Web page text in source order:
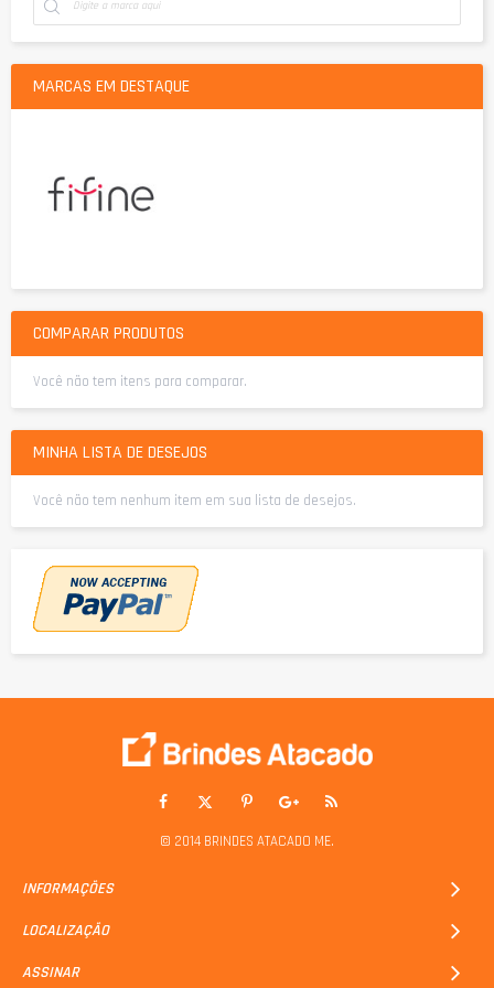
MARCAS EM DESTAQUE
COMPARAR PRODUTOS
Você não tem itens para comparar.
MINHA LISTA DE DESEJOS
Você não tem nenhum item em sua lista de desejos.
© 2014 BRINDES ATACADO ME.
INFORMAÇÕES
LOCALIZAÇÃO
ASSINAR